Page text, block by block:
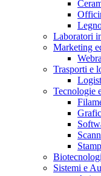
Laboratori
Marketing
Trasporti e
Tecnologie
Sistemi e